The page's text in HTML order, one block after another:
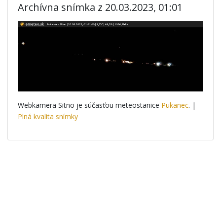
Archívna snímka z 20.03.2023, 01:01
Webkamera Sitno je súčasťou meteostanice Pukanec. |
Plná kvalita snímky